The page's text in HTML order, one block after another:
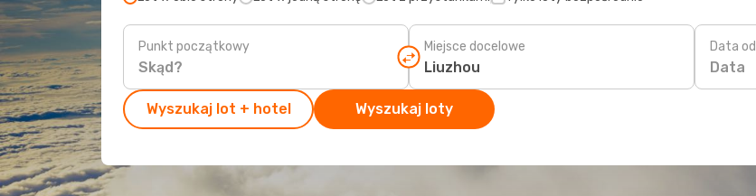
Punkt początkowy Miejsce docelowe Data
Data
Wyszukaj lot + hotel Wyszukaj loty